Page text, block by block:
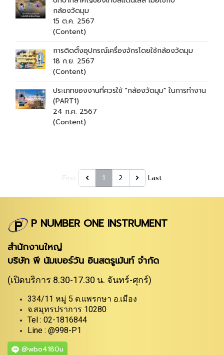
กล้องวัดมุม
15 ต.ค. 2567
(Content)
การติดตั้งอุปกรณ์เครื่องจักรโดยใช้กล้องวัดมุม
18 ก.ย. 2567
(Content)
ประเภทของงานที่ควรใช้ "กล้องวัดมุม" ในการทำงาน
(PART1)
24 ก.ค. 2567
(Content)
1 2 Last
P NUMBER ONE INSTRUMENT
สำนักงานใหญ่
บริษัท พี นัมเบอร์วัน อินสตรูเม้นท์ จำกัด
(เปิดบริการ 8.30-17.30 น. จันทร์-ศุกร์)
334/11 หมู่ 5 ต.แพรกษา อ.เมือง
จ.สมุทรปราการ 10280
Tel : 02-1816844
Line : @998-P1
@wbo4180u